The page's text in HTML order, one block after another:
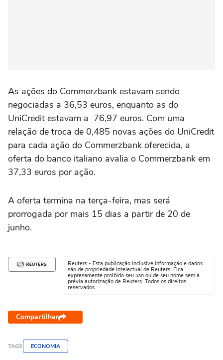
As ações do Commerzbank estavam sendo
negociadas a 36,53 euros, enquanto as do
UniCredit estavam a 76,97 euros. Com uma
relação de troca de 0,485 novas ações do UniCredit
para cada ação do Commerzbank oferecida, a
oferta do banco italiano avalia o Commerzbank em
37,33 euros por ação.
A oferta termina na terça-feira, mas será
prorrogada por mais 15 dias a partir de 20 de
junho.
Reuters - Esta publicação inclusive informação e dados
são de propriedade intelectual de Reuters. Fica
expresamente proibido seu uso ou de seu nome sem a
prévia autorização de Reuters. Todos os direitos
reservados.
Compartilhar
TAGS ECONOMIA